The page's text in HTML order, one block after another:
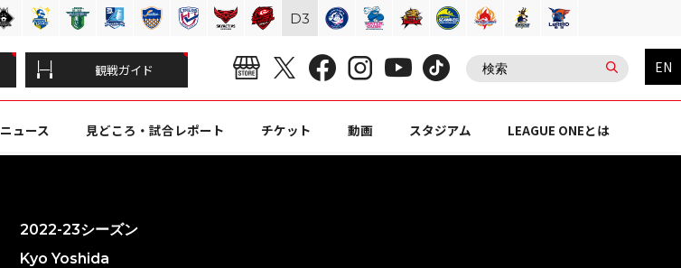
観戦ガイド EN
ニュース 見どころ・試合レポート チケット 動画 スタジアム LEAGUE ONEとは
2022-23シーズン
Kyo Yoshida
D3